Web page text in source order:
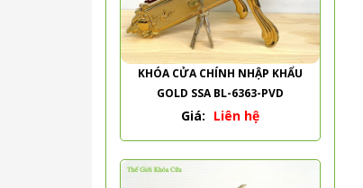
KHÓA CỬA CHÍNH NHẬP KHẨU
GOLD SSA BL-6363-PVD
Giá: Liên hệ